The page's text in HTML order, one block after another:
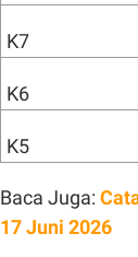
K7
K6
K5
Baca Juga:
17 Juni 2026